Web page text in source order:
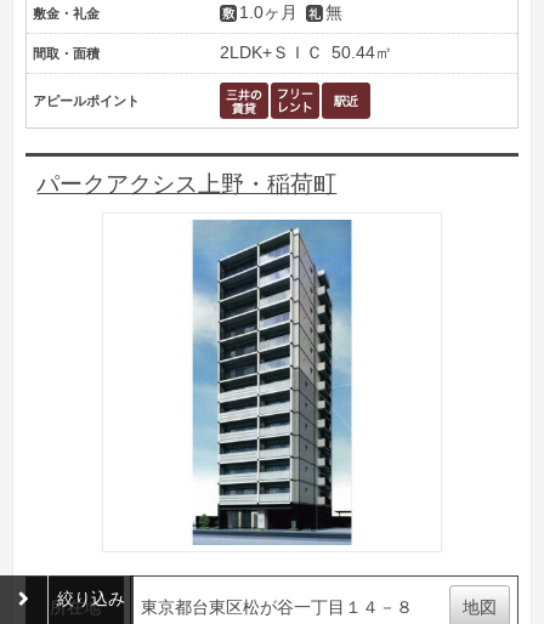
敷金・礼金 1.0ヶ月 無
間取・面積 2LDK+ＳＩＣ 50.44㎡
アピールポイント
パークアクシス上野・稲荷町
所在地 東京都台東区松が谷一丁目１４－８ 地図
絞り込み